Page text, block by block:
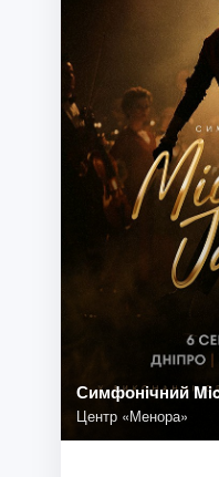
Симфонічний
Центр «Менора»